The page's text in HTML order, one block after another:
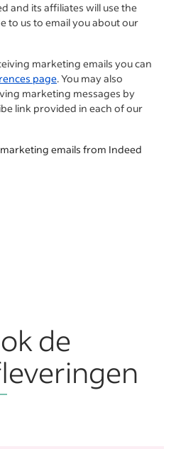
and its affiliates will use the
to us to email you about our
marketing emails you can
page. You may also
marketing messages by
link provided in each of our
emails from Indeed
de